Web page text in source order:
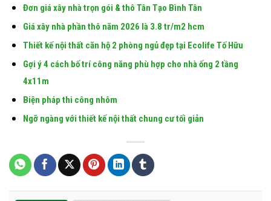
Đơn giá xây nhà trọn gói & thô Tân Tạo Bình Tân
Giá xây nhà phần thô năm 2026 là 3.8 tr/m2 hcm
Thiết kế nội thất căn hộ 2 phòng ngủ đẹp tại Ecolife Tố Hữu
Gợi ý 4 cách bố trí công năng phù hợp cho nhà ống 2 tầng
4x11m
Biện pháp thi công nhôm
Ngỡ ngàng với thiết kế nội thất chung cư tối giản